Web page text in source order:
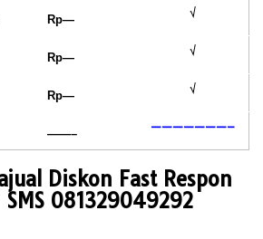
Rp— √
Rp— √
Rp— √
——– ———————–
Diskon Fast Respon
081329049292